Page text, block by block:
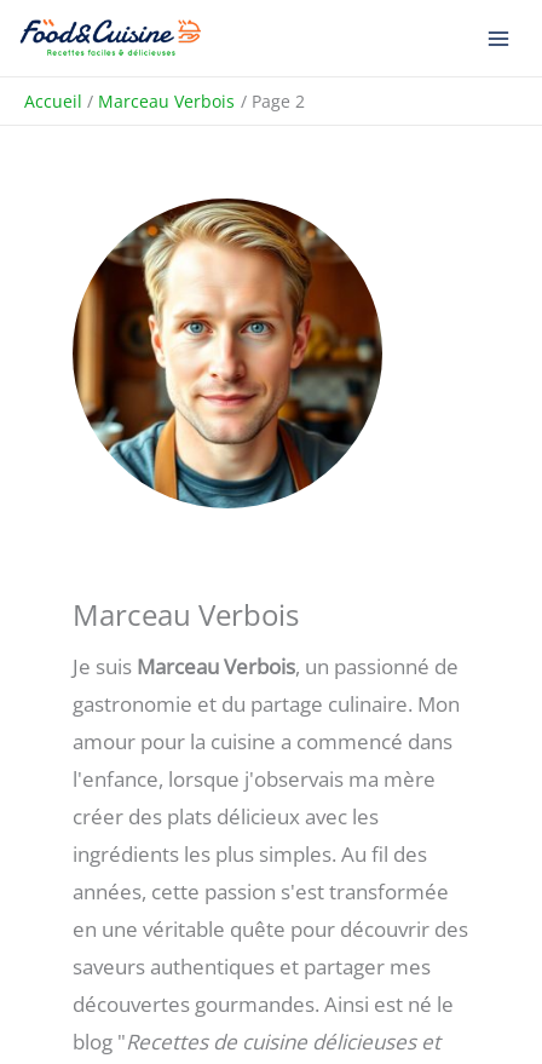
Aller
Accueil
Marceau Verbois Page 2
Marceau Verbois
Je suis Marceau Verbois, un passionné de
gastronomie et du partage culinaire. Mon
amour pour la cuisine a commencé dans
l'enfance, lorsque j'observais ma mère
créer des plats délicieux avec les
ingrédients les plus simples. Au fil des
années, cette passion s'est transformée
en une véritable quête pour découvrir des
saveurs authentiques et partager mes
découvertes gourmandes. Ainsi est né le
blog "Recettes de cuisine délicieuses et